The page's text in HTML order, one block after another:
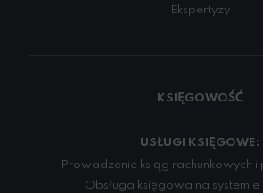
Ekspertyzy
KSIĘGOWOŚĆ
USŁUGI KSIĘGOWE:
Prowadzenie ksiąg rachunkowych
Obsługa księgowa na systemie